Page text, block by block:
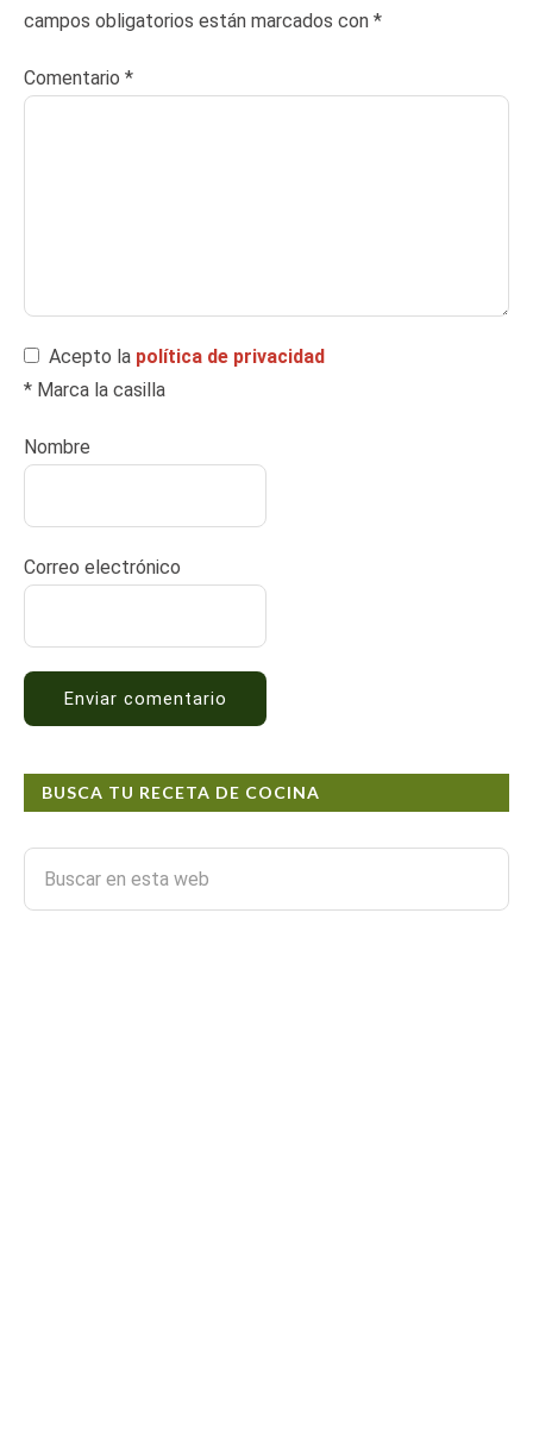
campos obligatorios están marcados con *
Comentario *
Acepto la política de privacidad
* Marca la casilla
Nombre
Correo electrónico
BUSCA TU RECETA DE COCINA